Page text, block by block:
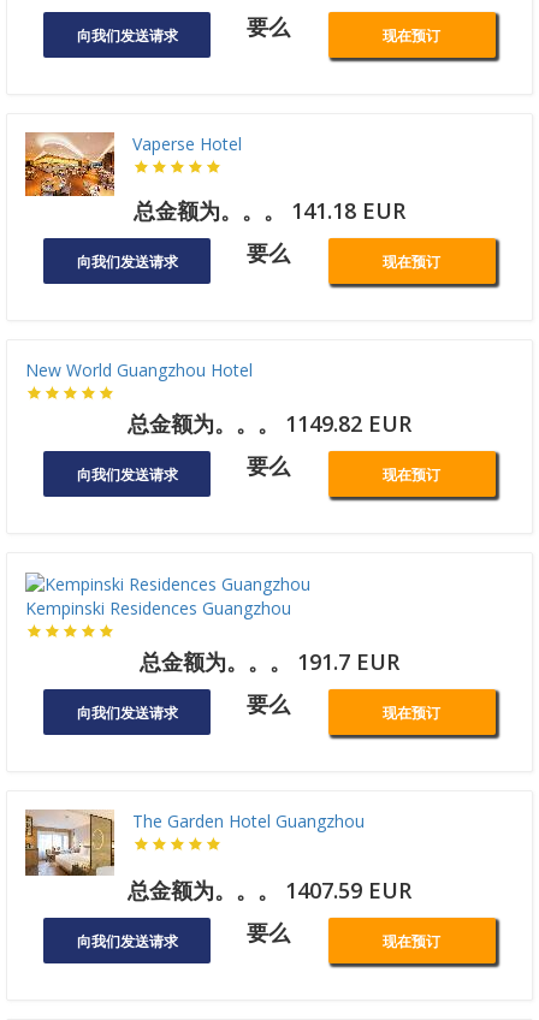
向我们发送请求 要么 现在预订
Vaperse Hotel
总金额为。。。 141.18 EUR
向我们发送请求 要么 现在预订
New World Guangzhou Hotel
总金额为。。。 1149.82 EUR
向我们发送请求 要么 现在预订
Kempinski Residences Guangzhou
总金额为。。。 191.7 EUR
向我们发送请求 要么 现在预订
The Garden Hotel Guangzhou
总金额为。。。 1407.59 EUR
向我们发送请求 要么 现在预订